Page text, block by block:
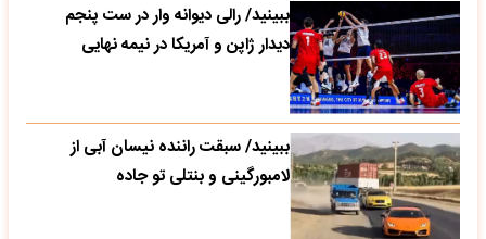
ببینید/ رالی دیوانه وار در ست پنجم
دیدار ژاپن و آمریکا در نیمه نهایی
ببینید/ سبقت راننده نیسان آبی از
لامبورگینی و بنتلی تو جاده